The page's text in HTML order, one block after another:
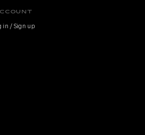
in / Sign up